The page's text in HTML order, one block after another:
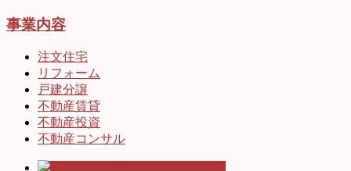
事業内容
注文住宅
リフォーム
戸建分譲
不動産賃貸
不動産投資
不動産コンサル